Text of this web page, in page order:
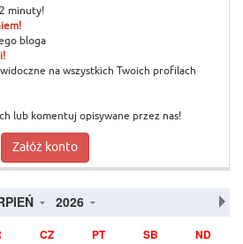
minuty!
bloga
widoczne na wszystkich Twoich profilach
lub komentuj opisywane przez nas!
Załóż konto
2026
CZ PT SB ND